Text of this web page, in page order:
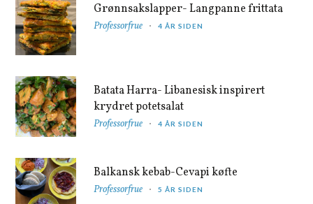
Grønnsakslapper- Langpanne frittata
Professorfrue 4 ÅR SIDEN
Batata Harra- Libanesisk inspirert
krydret potetsalat
Professorfrue 4 ÅR SIDEN
Balkansk kebab-Cevapi køfte
Professorfrue 5 ÅR SIDEN